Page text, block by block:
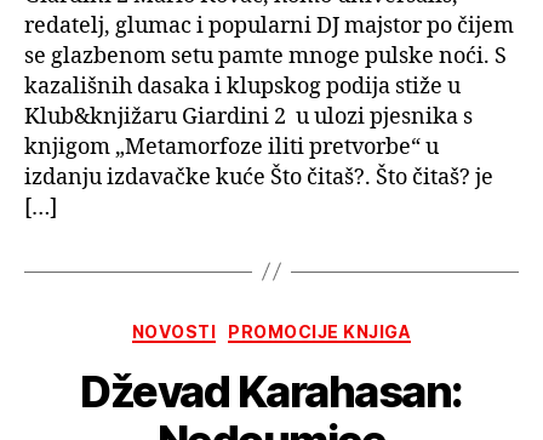
redatelj, glumac i popularni DJ majstor po čijem
se glazbenom setu pamte mnoge pulske noći. S
kazališnih dasaka i klupskog podija stiže u
Klub&knjižaru Giardini 2 u ulozi pjesnika s
knjigom „Metamorfoze iliti pretvorbe“ u
izdanju izdavačke kuće Što čitaš?. Što čitaš? je
[…]
Kategorije
NOVOSTI PROMOCIJE KNJIGA
Dževad Karahasan: